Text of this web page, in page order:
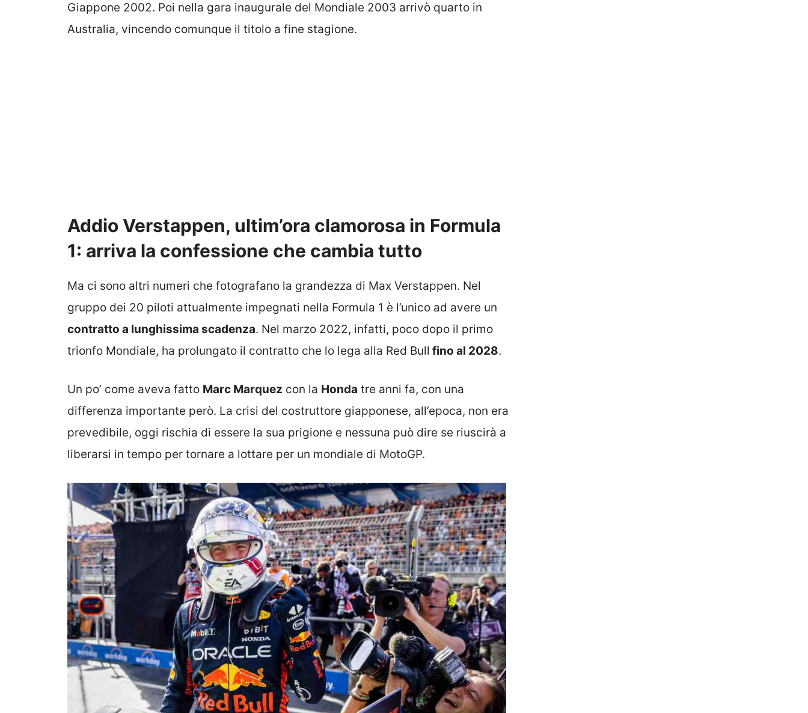
Giappone 2002. Poi nella gara inaugurale del Mondiale 2003 arrivò quarto in
Australia, vincendo comunque il titolo a fine stagione.
Addio Verstappen, ultim’ora clamorosa in Formula
1: arriva la confessione che cambia tutto
Ma ci sono altri numeri che fotografano la grandezza di Max Verstappen. Nel
gruppo dei 20 piloti attualmente impegnati nella Formula 1 è l’unico ad avere un
contratto a lunghissima scadenza. Nel marzo 2022, infatti, poco dopo il primo
trionfo Mondiale, ha prolungato il contratto che lo lega alla Red Bull fino al 2028.
Un po’ come aveva fatto Marc Marquez con la Honda tre anni fa, con una
differenza importante però. La crisi del costruttore giapponese, all’epoca, non era
prevedibile, oggi rischia di essere la sua prigione e nessuna può dire se riuscirà a
liberarsi in tempo per tornare a lottare per un mondiale di MotoGP.